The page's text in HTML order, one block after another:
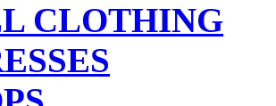
CLOTHING